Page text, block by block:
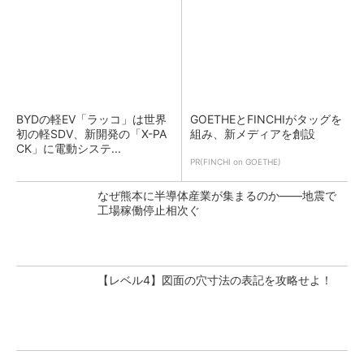
BYDの軽EV「ラッコ」は世界
初の軽SDV、新開発の「X-PA
CK」に電動システ...
GOETHEとFINCHIがタッグを
組み、新メディアを創設
PR(FINCHI on GOETHE)
なぜ熊本に半導体産業が集まるのか――地震で
工場稼働停止相次ぐ
【レベル4】図面の穴寸法の表記を攻略せよ！